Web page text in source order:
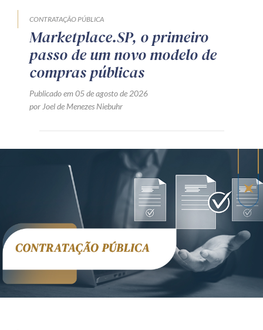
CONTRATAÇÃO PÚBLICA
Marketplace.SP, o primeiro
passo de um novo modelo de
compras públicas
Publicado em 05 de agosto de 2026
por Joel de Menezes Niebuhr